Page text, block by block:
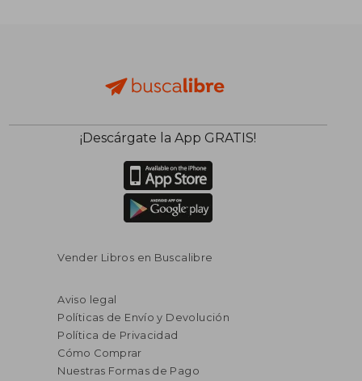
¡Descárgate la App GRATIS!
Vender Libros en Buscalibre
Aviso legal
Políticas de Envío y Devolución
Política de Privacidad
Cómo Comprar
Nuestras Formas de Pago